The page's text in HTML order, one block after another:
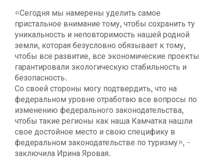
«Сегодня мы намерены уделить самое
пристальное внимание тому, чтобы сохранить ту
уникальность и неповторимость нашей родной
земли, которая безусловно обязывает к тому,
чтобы все развитие, все экономические проекты
гарантировали экологическую стабильность и
безопасность.
Со своей стороны могу подтвердить, что на
федеральном уровне отработаю все вопросы по
изменению федерального законодательства,
чтобы такие регионы как наша Камчатка нашли
свое достойное место и свою специфику в
федеральном законодательстве по туризму», -
заключила Ирина Яровая.